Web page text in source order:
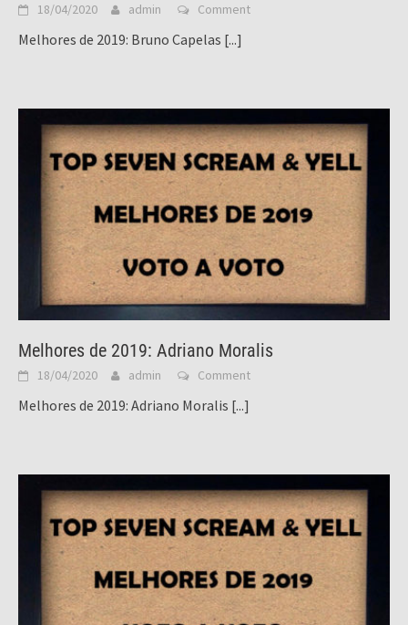
18/04/2020 admin Comment
Melhores de 2019: Bruno Capelas [...]
Melhores de 2019: Adriano Moralis
18/04/2020 admin Comment
Melhores de 2019: Adriano Moralis [...]